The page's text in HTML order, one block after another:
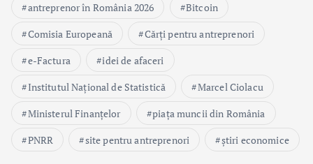
antreprenor în România 2026
Bitcoin
Comisia Europeană
Cărți pentru antreprenori
e-Factura
idei de afaceri
Institutul Național de Statistică
Marcel Ciolacu
Ministerul Finanțelor
piața muncii din România
PNRR
site pentru antreprenori știri economice